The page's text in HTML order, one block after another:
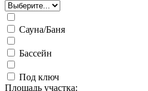
Сауна/Баня
Бассейн
Под ключ
Площадь участка: